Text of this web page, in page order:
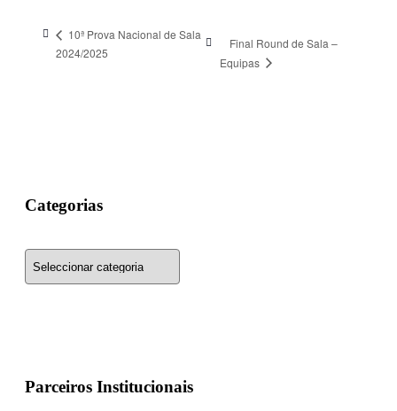
10ª Prova Nacional de Sala
2024/2025
Final Round de Sala –
Equipas
Categorias
Categorias
Parceiros Institucionais